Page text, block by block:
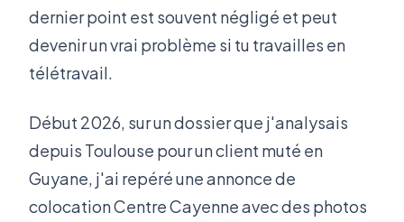
dernier point est souvent négligé et peut
devenir un vrai problème si tu travailles en
télétravail.
Début 2026, sur un dossier que j'analysais
depuis Toulouse pour un client muté en
Guyane, j'ai repéré une annonce de
colocation Centre Cayenne avec des photos